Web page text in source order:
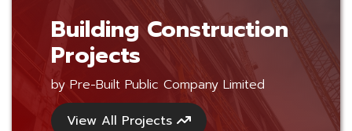
Building Construction
Projects
by Pre-Built Public Company Limited
View All Projects